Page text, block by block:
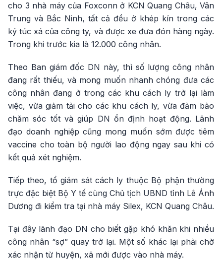
cho 3 nhà máy của Foxconn ở KCN Quang Châu, Vân
Trung và Bắc Ninh, tất cả đều ở khép kín trong các
ký túc xá của công ty, và được xe đưa đón hàng ngày.
Trong khi trước kia là 12.000 công nhân.
Theo Ban giám đốc DN này, thì số lượng công nhân
đang rất thiếu, và mong muốn nhanh chóng đưa các
công nhân đang ở trong các khu cách ly trở lại làm
việc, vừa giảm tải cho các khu cách ly, vừa đảm bảo
chăm sóc tốt và giúp DN ổn định hoạt động. Lãnh
đạo doanh nghiệp cũng mong muốn sớm được tiêm
vaccine cho toàn bộ người lao động ngay sau khi có
kết quả xét nghiệm.
Tiếp theo, tổ giám sát cách ly thuộc Bộ phận thường
trực đặc biệt Bộ Y tế cùng Chủ tịch UBND tỉnh Lê Ánh
Dương đi kiểm tra tại nhà máy Silex, KCN Quang Châu.
Tại đây lãnh đạo DN cho biết gặp khó khăn khi nhiều
công nhân “sợ” quay trở lại. Một số khác lại phải chờ
xác nhận từ huyện, xã mới được vào nhà máy.